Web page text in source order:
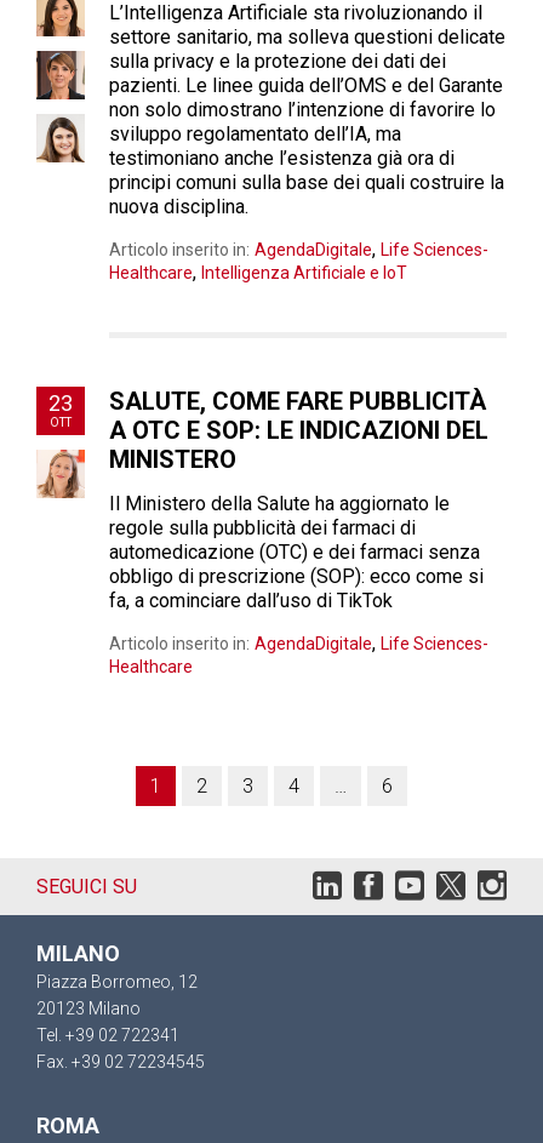
L’Intelligenza Artificiale sta rivoluzionando il
settore sanitario, ma solleva questioni delicate
sulla privacy e la protezione dei dati dei
pazienti. Le linee guida dell’OMS e del Garante
non solo dimostrano l’intenzione di favorire lo
sviluppo regolamentato dell’IA, ma
testimoniano anche l’esistenza già ora di
principi comuni sulla base dei quali costruire la
nuova disciplina.
Articolo inserito in: AgendaDigitale, Life Sciences-
Healthcare, Intelligenza Artificiale e IoT
23
OTT
SALUTE, COME FARE PUBBLICITÀ
A OTC E SOP: LE INDICAZIONI DEL
MINISTERO
Il Ministero della Salute ha aggiornato le
regole sulla pubblicità dei farmaci di
automedicazione (OTC) e dei farmaci senza
obbligo di prescrizione (SOP): ecco come si
fa, a cominciare dall’uso di TikTok
Articolo inserito in: AgendaDigitale, Life Sciences-
Healthcare
1 2 3 4 … 6
SEGUICI SU
MILANO
Piazza Borromeo, 12
20123 Milano
Tel. +39 02 722341
Fax. +39 02 72234545
ROMA